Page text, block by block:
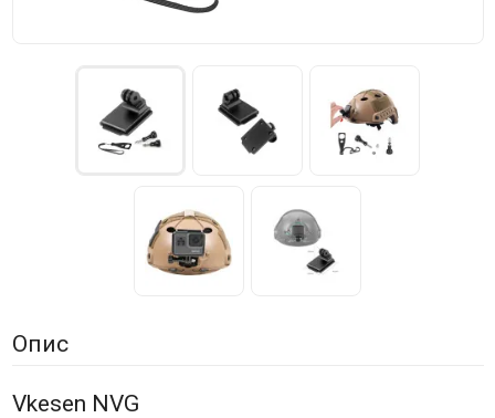
Опис
Vkesen NVG